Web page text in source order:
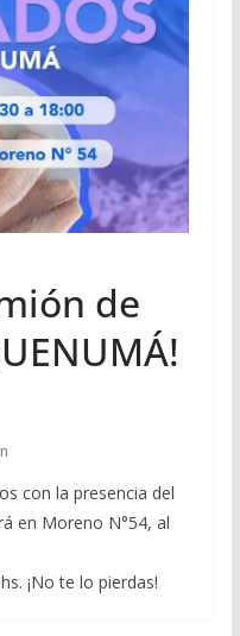
de
con la presencia del
en Moreno N°54, al
¡No te lo pierdas!